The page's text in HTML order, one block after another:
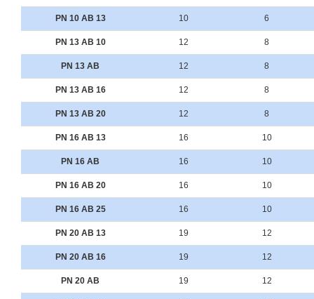
PN 10 AB 13 10 6
PN 13 AB 10 12 8
PN 13 AB 12 8
PN 13 AB 16 12 8
PN 13 AB 20 12 8
PN 16 AB 13 16 10
PN 16 AB 16 10
PN 16 AB 20 16 10
PN 16 AB 25 16 10
PN 20 AB 13 19 12
PN 20 AB 16 19 12
PN 20 AB 19 12